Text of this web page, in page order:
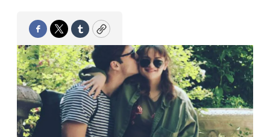
Facebook
TwitterTumblrCopy